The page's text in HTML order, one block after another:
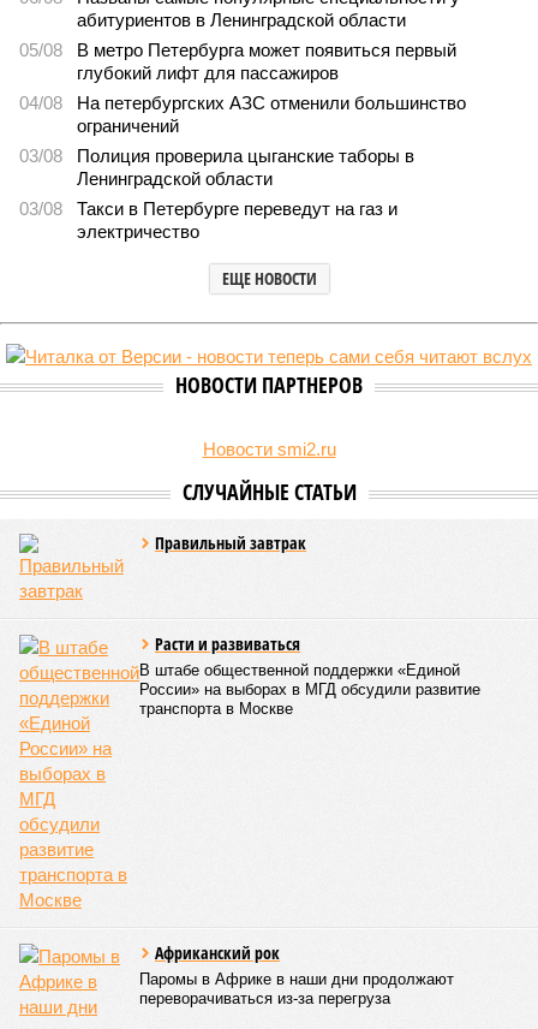
горячей воды в Петербурге
Названы главные мифы на тему летнего отключения горячей воды в
Петербурге (фото: pxhere.com)
Вокруг летних отключений горячей воды сложилось множество
разного рода домыслов, которые порой очень сильно мешают
жителям объективно оценивать складывающуюся ситуацию.
Алёна Цыганкова.
ресурсоснабжающая организация. Задача УК состоит в
том, чтобы подготовить внутридомовые системы и
Эксперт также обратила внимание, что длительные
перерывы в подаче горячей воды характерны только для
домов с централизованным теплоснабжением. Там, где
профилактика занимает всего несколько дней. Именно
поэтому жители соседних домов могут жить по разным
графикам.
Ещё один распространённый миф – будто во время
отключений коммунальщики бездействуют. На деле именно
летом сети проходят наиболее серьёзное испытание:
трубопроводы проверяют посредством создания
повышенного давления, чтобы выявить слабые места до
наступления зимних холодов.
«Сегодня жители уже не столько переживают из-за
начислений, сколько из-за потери привычного комфорта.
Поэтому задача отрасли – не искать виноватых, а
сокращать сроки отключений»,– резюмировала
Цыганкова. По ее словам, это возможно только за счет